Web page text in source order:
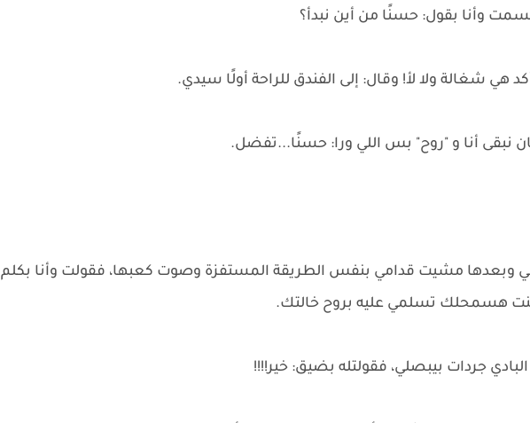
وأنا بقول: حسنًا من أين نبدأ؟
هي شغالة ولا لأ! وقال: إلى الفندق للراحة أولًا سيدي.
نبقى أنا و "روح" بس اللي ورا: حسنًا...تفضل.
وبعدها مشيت قدامي بنفس الطريقة المستفزة وصوت كعبها، فقولت وأنا بكلم
هسمحلك تسلمي عليه بروح خالتك.
جردات بيبصلي، فقولتله بضيق: خير!!!!